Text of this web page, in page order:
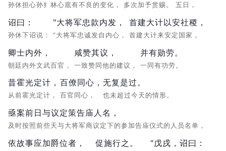
孙休担心孙纟林心底有不良的变化， 多次加予赏赐。 五日，
诏曰：
孙休下诏说：
"大将军忠款内发，
“大将军忠诚发自内心，
首建大计以安社稷，
首建大计来安定国家，
卿士内外，
朝廷内外文武百官，
咸赞其议，
一致赞同他的建议，
并有勋劳。
一同有功劳。
昔霍光定计，
从前霍光定计，
百僚同心，
百官同心，
无复是过。
也未超过今天的情形。
亟案前日与议定策告庙人名，
及时按照前些天与大将军商议定下的参加告庙仪式的人员名单，
依故事应加爵位者， 促施行之。 "戊戌， 诏曰：